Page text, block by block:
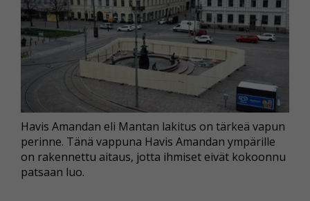
Havis Amandan eli Mantan lakitus on tärkeä vapun
perinne. Tänä vappuna Havis Amandan ympärille
on rakennettu aitaus, jotta ihmiset eivät kokoonnu
patsaan luo.